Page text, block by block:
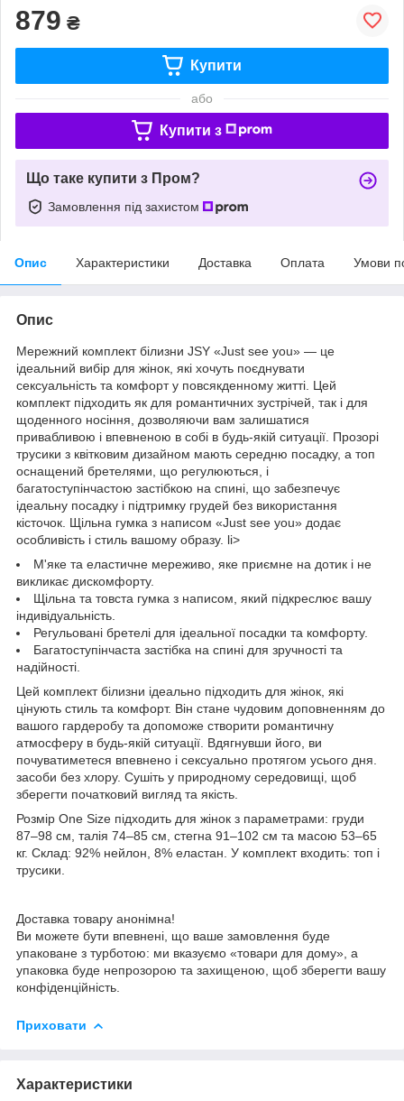
879 ₴
Купити
або
Купити з
Що таке купити з Пром?
Замовлення під захистом
Опис Характеристики Доставка Оплата Умови
Опис
Мережний комплект білизни JSY «Just see you» — це
ідеальний вибір для жінок, які хочуть поєднувати
сексуальність та комфорт у повсякденному житті. Цей
комплект підходить як для романтичних зустрічей, так і для
щоденного носіння, дозволяючи вам залишатися
привабливою і впевненою в собі в будь-якій ситуації. Прозорі
трусики з квітковим дизайном мають середню посадку, а топ
оснащений бретелями, що регулюються, і
багатоступінчастою застібкою на спині, що забезпечує
ідеальну посадку і підтримку грудей без використання
кісточок. Щільна гумка з написом «Just see you» додає
особливість і стиль вашому образу. li>
М'яке та еластичне мереживо, яке приємне на дотик і не
викликає дискомфорту.
Щільна та товста гумка з написом, який підкреслює вашу
індивідуальність.
Регульовані бретелі для ідеальної посадки та комфорту.
Багатоступінчаста застібка на спині для зручності та
надійності.
Цей комплект білизни ідеально підходить для жінок, які
цінують стиль та комфорт. Він стане чудовим доповненням до
вашого гардеробу та допоможе створити романтичну
атмосферу в будь-якій ситуації. Вдягнувши його, ви
почуватиметеся впевнено і сексуально протягом усього дня.
засоби без хлору. Сушіть у природному середовищі, щоб
зберегти початковий вигляд та якість.
Розмір One Size підходить для жінок з параметрами: груди
87–98 см, талія 74–85 см, стегна 91–102 см та масою 53–65
кг. Склад: 92% нейлон, 8% еластан. У комплект входить: топ і
трусики.
Доставка товару анонімна!
Ви можете бути впевнені, що ваше замовлення буде
упаковане з турботою: ми вказуємо «товари для дому», а
упаковка буде непрозорою та захищеною, щоб зберегти вашу
конфіденційність.
Приховати
Характеристики